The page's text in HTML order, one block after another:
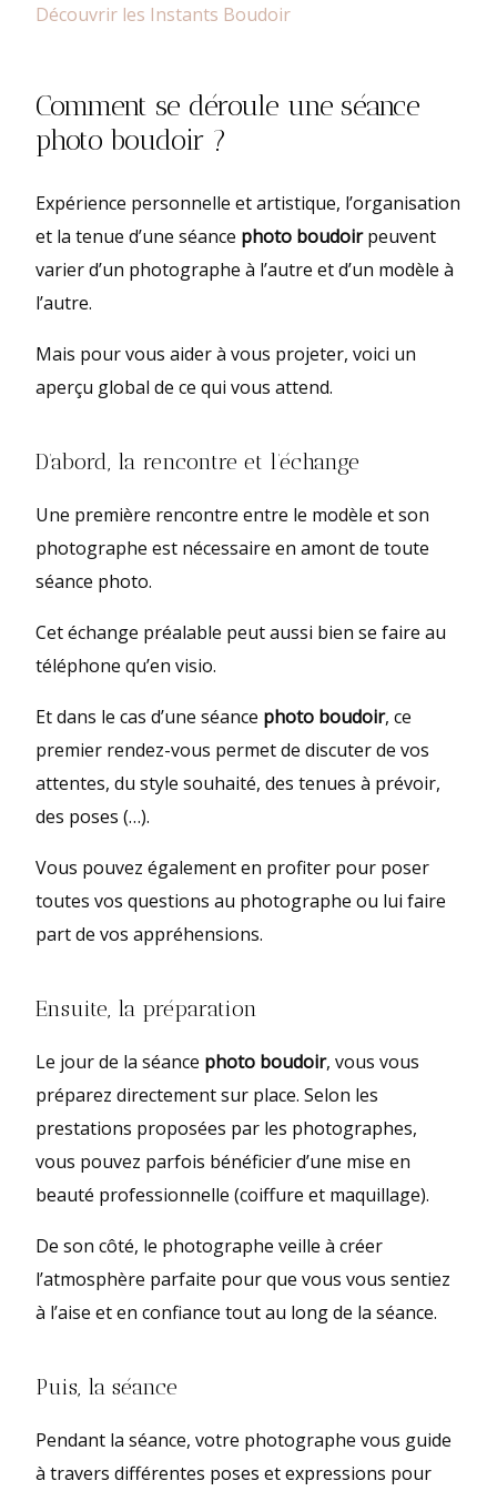
Découvrir les Instants Boudoir
Comment se déroule une séance
photo boudoir ?
Expérience personnelle et artistique, l’organisation
et la tenue d’une séance photo boudoirpeuvent
varier d’un photographe à l’autre et d’un modèle à
l’autre.
Mais pour vous aider à vous projeter, voici un
aperçu global de ce qui vous attend.
D’abord, la rencontre et l’échange
Une première rencontre entre le modèle et son
photographe est nécessaire en amont de toute
séance photo.
Cet échange préalable peut aussi bien se faire au
téléphone qu’en visio.
Et dans le cas d’une séance photo boudoir, ce
premier rendez-vous permet de discuter de vos
attentes, du style souhaité, des tenues à prévoir,
des poses (…).
Vous pouvez également en profiter pour poser
toutes vos questions au photographe ou lui faire
part de vos appréhensions.
Ensuite, la préparation
Le jour de la séance photo boudoir, vous vous
préparez directement sur place. Selon les
prestations proposées par les photographes,
vous pouvez parfois bénéficier d’une mise en
beauté professionnelle (coiffure et maquillage).
De son côté, le photographe veille à créer
l’atmosphère parfaite pour que vous vous sentiez
à l’aise et en confiance tout au long de la séance.
Puis, la séance
Pendant la séance, votre photographe vous guide
à travers différentes poses et expressions pour